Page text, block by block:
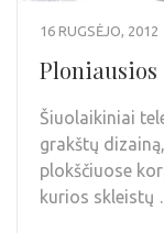
16 RUGSĖJO, 2012
Ploniausios
Šiuolaikiniai
grakštų
plokščiuose
kurios skleistų